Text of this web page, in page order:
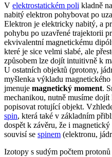
V elektrostatickém poli kladně
nabitý elektron pohybovat po
Elektron je elektricky nabitý, a
pohybu po uzavřené trajektorii
ekvivalentní magnetickému
které je sice velmi slabé, ale
způsobem lze dojít intuitivně k
U ostatních objektů (protony,
myšlenka výkladu
jmenuje magnetický moment.
mechanikou, nutně musíme
popisovat rotující objekt.
spin, která také v základním
dospět k závěru, že i
souvisí se spinem (elektronu,
Izotopy s sudým počtem